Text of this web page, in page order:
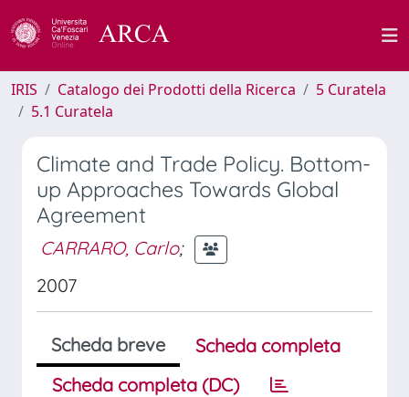
IRIS Catalogo dei Prodotti della Ricerca
5 Curatela
5.1 Curatela
Climate and Trade Policy. Bottom-
up Approaches Towards Global
Agreement
CARRARO, Carlo;
2007
Scheda breve
Scheda completa
Scheda completa (DC)